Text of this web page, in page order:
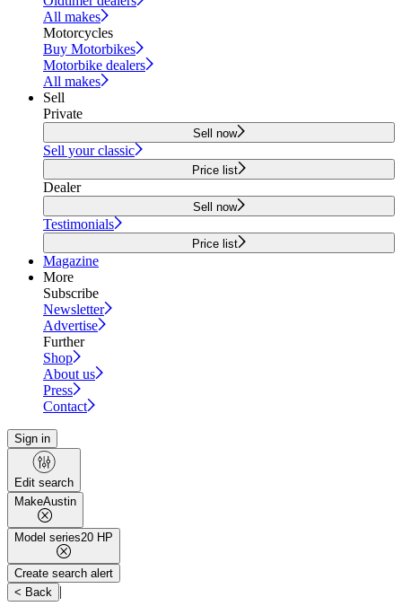
All makes
Motorcycles
Buy Motorbikes
Motorbike dealers
All makes
Sell
Private
Sell now
Sell your classic
Price list
Dealer
Sell now
Testimonials
Price list
Magazine
More
Subscribe
Newsletter
Advertise
Further
Shop
About us
Press
Contact
Sign in
Edit search
MakeAustin
Model series20 HP
Create search alert
< Back |